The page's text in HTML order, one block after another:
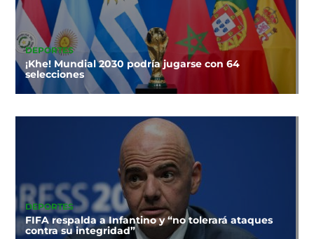
DEPORTES
¡Khe! Mundial 2030 podría jugarse con 64
selecciones
DEPORTES
FIFA respalda a Infantino y “no tolerará ataques
contra su integridad”